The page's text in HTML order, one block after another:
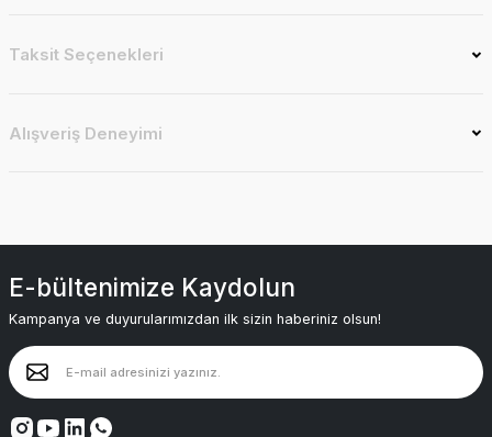
Taksit Seçenekleri
Alışveriş Deneyimi
E-bültenimize Kaydolun
Kampanya ve duyurularımızdan ilk sizin haberiniz olsun!